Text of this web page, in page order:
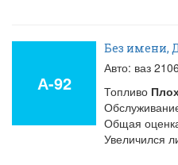
А-92
Без имени,
Авто: ваз
Топливо
Общая
Увеличился